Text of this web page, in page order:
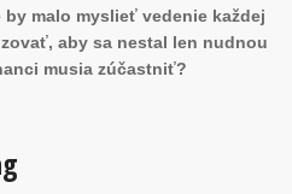
malo myslieť vedenie každej
aby sa nestal len nudnou
musia zúčastniť?